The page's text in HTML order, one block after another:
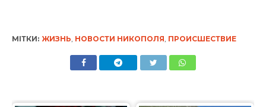
МІТКИ: ЖИЗНЬ НОВОСТИ НИКОПОЛЯ ПРОИСШЕСТВИЕ